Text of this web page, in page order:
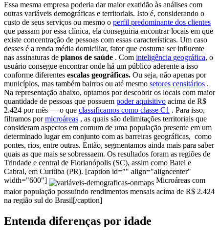
Essa mesma empresa poderia dar maior exatidão às análises com
outras variáveis demográficas e territoriais. Isto é, considerando o
custo de seus serviços ou mesmo o perfil predominante dos clientes
que passam por essa clínica, ela conseguiria encontrar locais em que
existe concentração de pessoas com essas características. Um caso
desses é a renda média domiciliar, fator que costuma ser influente
nas assinaturas de planos de saúde . Com inteligência geográfica, o
usuário consegue encontrar onde há um público aderente a isso
conforme diferentes escalas geográficas. Ou seja, não apenas por
municípios, mas também bairros ou até mesmo setores censitários .
Na representação abaixo, optamos por descobrir os locais com maior
quantidade de pessoas que possuem poder aquisitivo acima de R$
2.424 por mês — o que classificamos como classe C1 . Para isso,
filtramos pormicroáreas , as quais são delimitações territoriais que
consideram aspectos em comum de uma população presente em um
determinado lugar em conjunto com as barreiras geográficas, como
pontes, rios, entre outras. Então, segmentamos ainda mais para saber
quais as que mais se sobressaem. Os resultados foram as regiões de
Trindade e central de Florianópolis (SC), assim como Batel e
Cabral, em Curitiba (PR). [caption id="" align="aligncenter"
width="600"]
Microáreas com
maior população possuindo rendimentos mensais acima de R$ 2.424
na região sul do Brasil[/caption]
Entenda diferenças por idade